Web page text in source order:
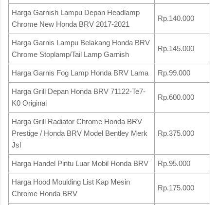
Harga Garnish Lampu Depan Headlamp
Chrome New Honda BRV 2017-2021
Rp.140.000
Harga Garnis Lampu Belakang Honda BRV
Chrome Stoplamp/Tail Lamp Garnish
Rp.145.000
Harga Garnis Fog Lamp Honda BRV Lama Rp.99.000
Harga Grill Depan Honda BRV 71122-Te7-
K0 Original
Rp.600.000
Harga Grill Radiator Chrome Honda BRV
Prestige / Honda BRV Model Bentley Merk
Jsl
Rp.375.000
Harga Handel Pintu Luar Mobil Honda BRV Rp.95.000
Harga Hood Moulding List Kap Mesin
Chrome Honda BRV
Rp.175.000